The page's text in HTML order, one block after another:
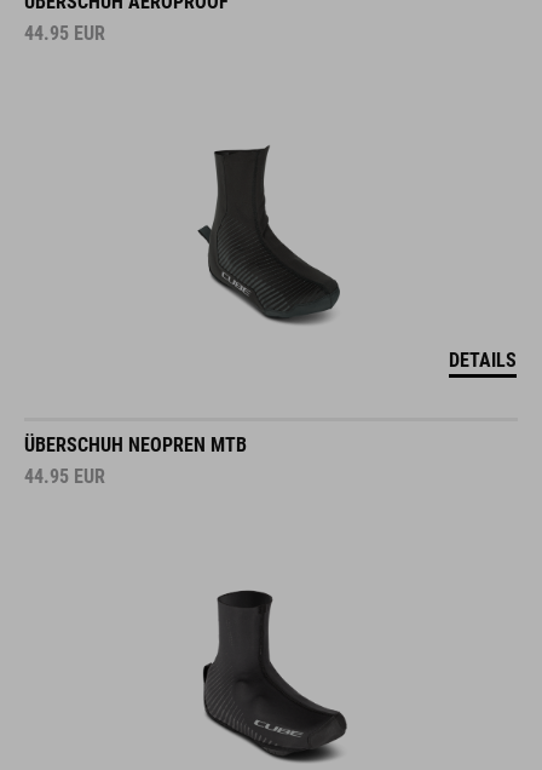
44.95 EUR
DETAILS
ÜBERSCHUH NEOPREN MTB
44.95 EUR